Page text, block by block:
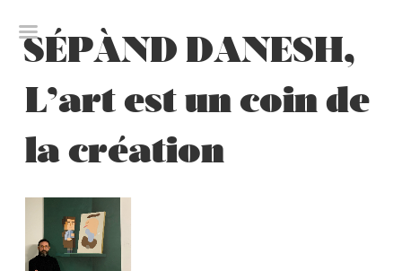
contentSÉPÀND DANESH,
L’art est un coin de
la création